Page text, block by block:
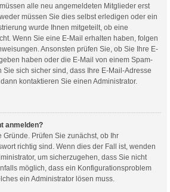
alle neu angemeldeten Mitglieder erst
müssen Sie dies selbst erledigen oder ein
wurde Ihnen mitgeteilt, ob eine
Wenn Sie eine E-Mail erhalten haben, folgen
Ansonsten prüfen Sie, ob Sie Ihre E-
haben oder die E-Mail von einem Spam-
Sie sich sicher sind, dass Ihre E-Mail-Adresse
kontaktieren Sie einen Administrator.
anmelden?
Prüfen Sie zunächst, ob Ihr
richtig sind. Wenn dies der Fall ist, wenden
um sicherzugehen, dass Sie nicht
möglich, dass ein Konfigurationsproblem
ein Administrator lösen muss.